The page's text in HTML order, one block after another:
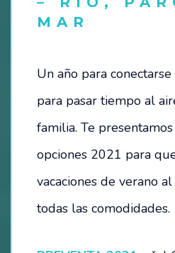
CAMPING
ESTACIONAMIENTO
TÉRMINOS Y CONDICIONES
EVENTOS
MAR
Un año para
para pasar tiempo al
familia. Te
opciones 2021 para
vacaciones de verano
todas las comodidades.